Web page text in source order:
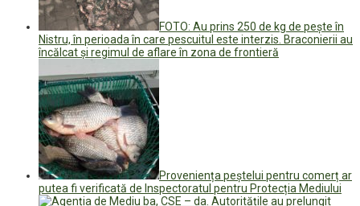
FOTO: Au prins 250 de kg de pește în
Nistru, în perioada în care pescuitul este interzis. Braconierii au
încălcat și regimul de aflare în zona de frontieră
Proveniența peștelui pentru comerț ar
putea fi verificată de Inspectoratul pentru Protecția Mediului